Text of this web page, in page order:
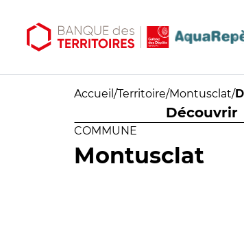
Accueil /Territoire/Montusclat/
Découvrir
COMMUNE
Montusclat